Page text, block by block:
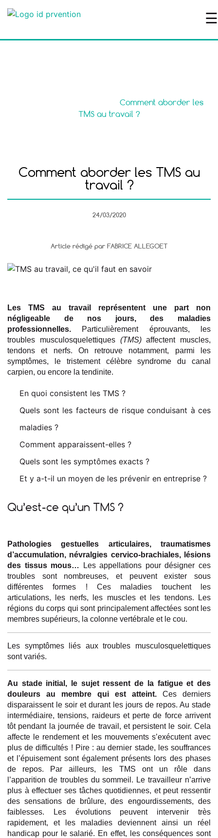
☰
Comment aborder les
TMS au travail ?
Comment aborder les TMS au
travail ?
24/03/2020
Article rédigé par FABRICE ALLEGOET
Les TMS au travail représentent une part non
négligeable de nos jours, des maladies
professionnelles. Particulièrement éprouvants, les
troubles musculosquelettiques (TMS)affectent muscles,
tendons et nerfs. On retrouve notamment, parmi les
symptômes, le tristement célèbre syndrome du canal
carpien, ou encore la tendinite.
En quoi consistent les TMS ?
Quels sont les facteurs de risque conduisant à ces
maladies ?
Comment apparaissent-elles ?
Quels sont les symptômes exacts ?
Et y a-t-il un moyen de les prévenir en entreprise ?
Qu’est-ce qu’un TMS ?
Pathologies gestuelles articulaires, traumatismes
d’accumulation, névralgies cervico-brachiales, lésions
des tissus mous… Les appellations pour désigner ces
troubles sont nombreuses, et peuvent exister sous
différentes formes ! Ces maladies touchent les
articulations, les nerfs, les muscles et les tendons. Les
régions du corps qui sont principalement affectées sont les
membres supérieurs, la colonne vertébrale et le cou.
Les symptômes liés aux troubles musculosquelettiques
sont variés.
Au stade initial, le sujet ressent de la fatigue et des
douleurs au membre qui est atteint. Ces derniers
disparaissent le soir et durant les jours de repos. Au stade
intermédiaire, tensions, raideurs et perte de force arrivent
tôt pendant la journée de travail, et persistent le soir. Cela
affecte le rendement et les mouvements s’exécutent avec
plus de difficultés ! Pire : au dernier stade, les souffrances
et l’épuisement sont également présents lors des phases
de repos. Par ailleurs, les TMS ont un rôle dans
l’apparition de troubles du sommeil. Le travailleur n’arrive
plus à effectuer ses tâches quotidiennes, et peut ressentir
des sensations de brûlure, des engourdissements, des
faiblesses. Les évolutions peuvent intervenir très
rapidement, et les maladies deviennent ainsi un réel
handicap pour le salarié. En effet, les conséquences sont